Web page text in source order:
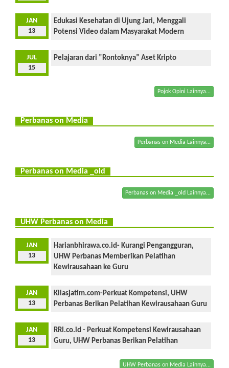
JAN
13
Edukasi Kesehatan di Ujung Jari, Menggali
Potensi Video dalam Masyarakat Modern
JUL
15
Pelajaran dari ”Rontoknya” Aset Kripto
Pojok Opini Lainnya...
Perbanas on Media
Perbanas on Media Lainnya...
Perbanas on Media _old
Perbanas on Media _old Lainnya...
UHW Perbanas on Media
JAN
13
Harianbhirawa.co.id- Kurangi Pengangguran,
UHW Perbanas Memberikan Pelatihan
Kewirausahaan ke Guru
JAN
13
Kilasjatim.com-Perkuat Kompetensi, UHW
Perbanas Berikan Pelatihan Kewirausahaan Guru
JAN
13
RRI.co.id - Perkuat Kompetensi Kewirausahaan
Guru, UHW Perbanas Berikan Pelatihan
UHW Perbanas on Media Lainnya...